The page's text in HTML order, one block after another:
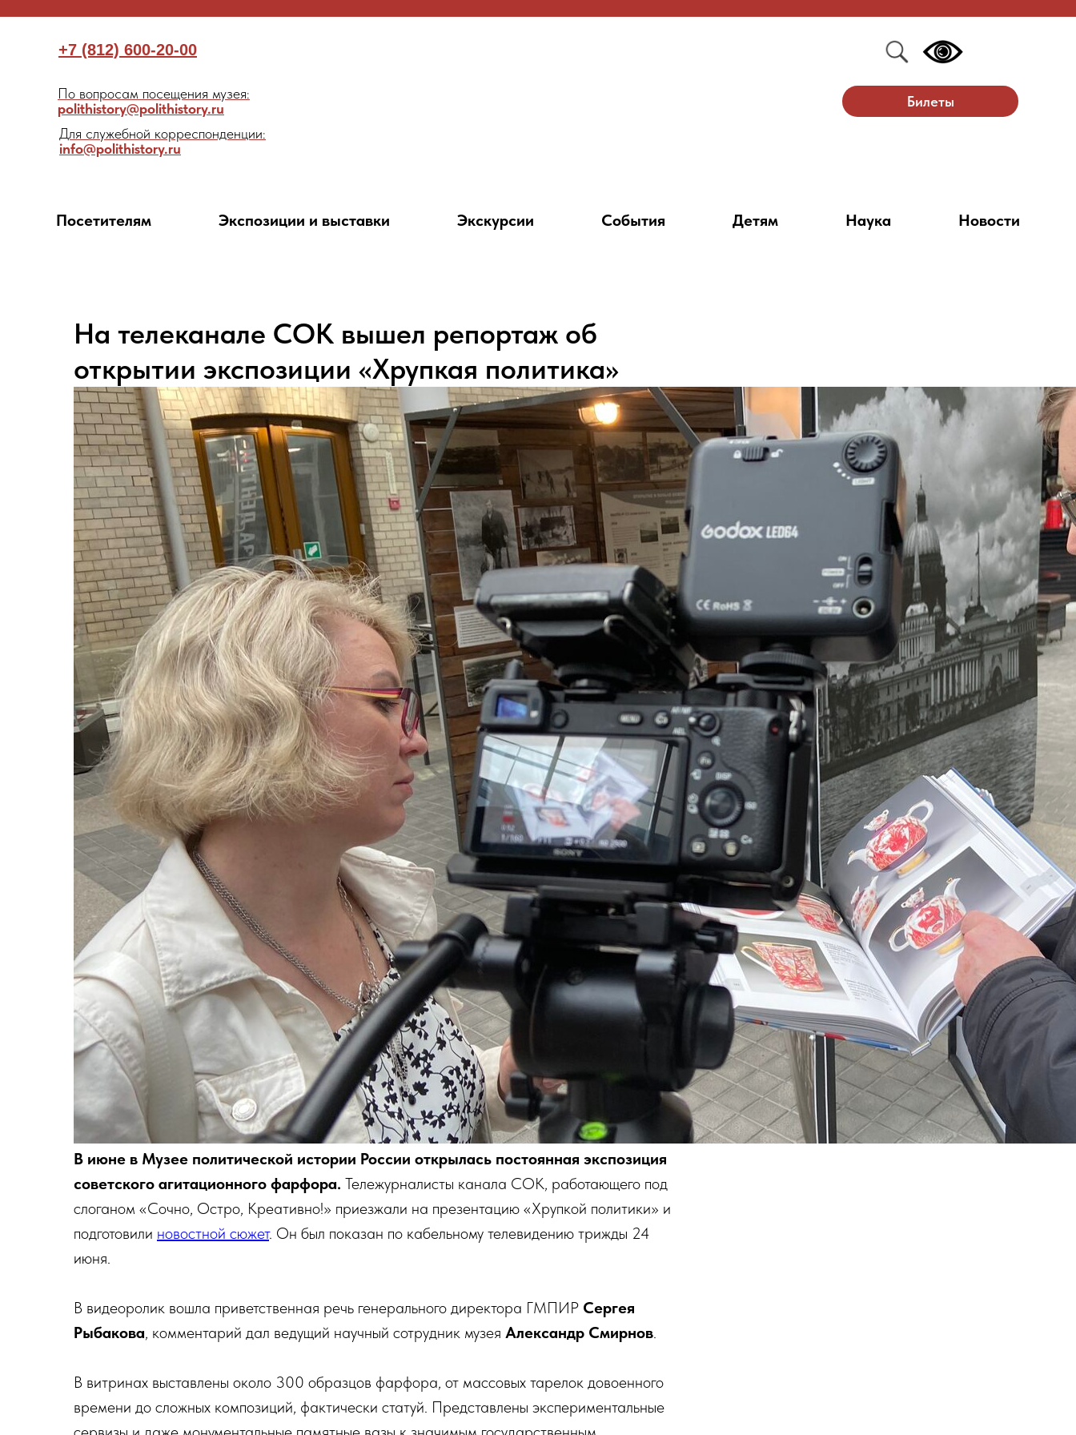
Билеты
+7 (812) 600-20-00
По вопросам посещения музея:
polithistory@polithistory.ru
Для служебной корреспонденции:
info@polithistory.ru
Посетителям Экспозиции и выставки Экскурсии События Детям Наука Новости
На телеканале СОК вышел репортаж об
открытии экспозиции «Хрупкая политика»
В июне в Музее политической истории России открылась постоянная экспозиция
советского агитационного фарфора. Тележурналисты канала СОК, работающего под
слоганом «Сочно, Остро, Креативно!» приезжали на презентацию «Хрупкой политики» и
подготовили новостной сюжет. Он был показан по кабельному телевидению трижды 24
июня.
В видеоролик вошла приветственная речь генерального директора ГМПИР Сергея
Рыбакова, комментарий дал ведущий научный сотрудник музея Александр Смирнов.
В витринах выставлены около 300 образцов фарфора, от массовых тарелок довоенного
времени до сложных композиций, фактически статуй. Представлены экспериментальные